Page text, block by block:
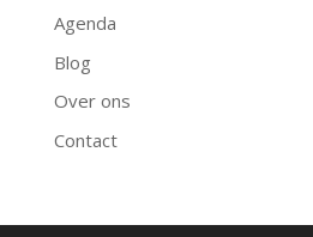
Agenda
Blog
Over ons
Contact